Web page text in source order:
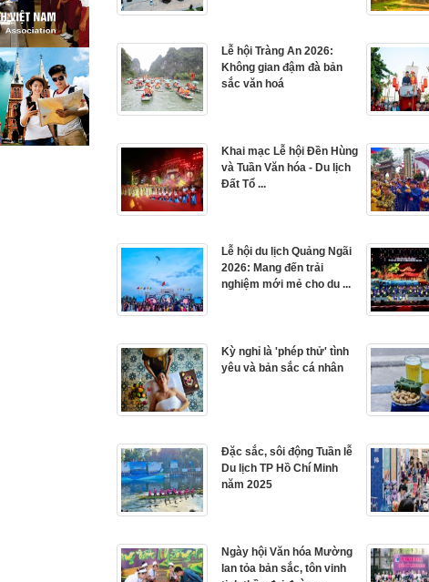
Lễ hội Tràng An 2026:
Không gian đậm đà bản
sắc văn hoá
Khai mạc Lễ hội Đền Hùng
và Tuần Văn hóa - Du lịch
Đất Tổ ...
Lễ hội du lịch Quảng Ngãi
2026: Mang đến trải
nghiệm mới mẻ cho du ...
Kỳ nghỉ là 'phép thử' tình
yêu và bản sắc cá nhân
Đặc sắc, sôi động Tuần lễ
Du lịch TP Hồ Chí Minh
năm 2025
Ngày hội Văn hóa Mường
lan tỏa bản sắc, tôn vinh